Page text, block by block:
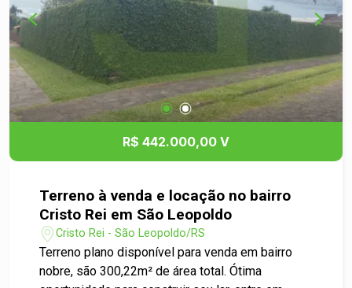
R$ 442.000,00 V
Terreno à venda e locação no bairro
Cristo Rei em São Leopoldo
Cristo Rei - São Leopoldo/RS
Terreno plano disponível para venda em bairro
nobre, são 300,22m² de área total. Ótima